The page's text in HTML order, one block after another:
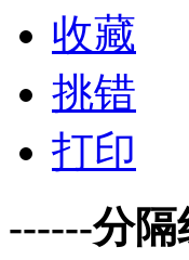
收藏
挑错
打印
------分